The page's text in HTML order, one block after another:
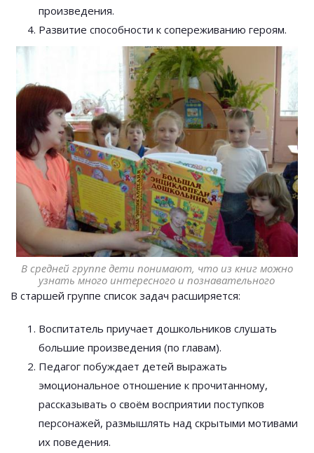
произведения.
Развитие способности к сопереживанию героям.
В средней группе дети понимают, что из книг можно
узнать много интересного и познавательного
В старшей группе список задач расширяется:
Воспитатель приучает дошкольников слушать
большие произведения (по главам).
Педагог побуждает детей выражать
эмоциональное отношение к прочитанному,
рассказывать о своём восприятии поступков
персонажей, размышлять над скрытыми мотивами
их поведения.